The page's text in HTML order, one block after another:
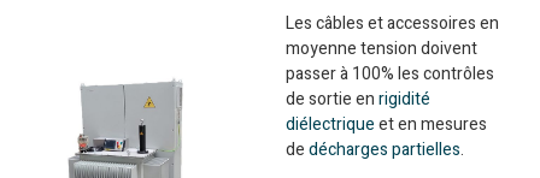
Les câbles et accessoires en
moyenne tension doivent
passer à 100% les contrôles
de sortie enrigidité
diélectriqueet en mesures
dedécharges partielles.